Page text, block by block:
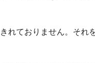
れておりません。それ